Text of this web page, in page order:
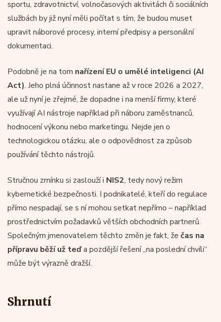
sportu, zdravotnictví, volnočasových aktivitách či sociálních
službách by již nyní měli počítat s tím, že budou muset
upravit náborové procesy, interní předpisy a personální
dokumentaci.
Podobně je na tom nařízení EU o umělé inteligenci (AI
Act). Jeho plná účinnost nastane až v roce 2026 a 2027,
ale už nyní je zřejmé, že dopadne i na menší firmy, které
využívají AI nástroje například při náboru zaměstnanců,
hodnocení výkonu nebo marketingu. Nejde jen o
technologickou otázku, ale o odpovědnost za způsob
používání těchto nástrojů.
Stručnou zmínku si zaslouží i NIS2, tedy nový režim
kybernetické bezpečnosti. I podnikatelé, kteří do regulace
přímo nespadají, se s ní mohou setkat nepřímo – například
prostřednictvím požadavků větších obchodních partnerů.
Společným jmenovatelem těchto změn je fakt, že čas na
přípravu běží už teďa pozdější řešení „na poslední chvíli“
může být výrazně dražší.
Shrnutí